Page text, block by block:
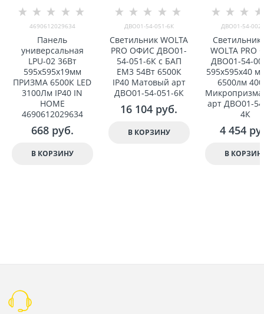
4690612029634
Панель
универсальная
LPU-02 36Вт
595x595x19мм
ПРИЗМА 6500К LED
3100Лм IP40 IN
HOME
4690612029634
668 руб.
В КОРЗИНУ
ДВО01-54-051-6К
Светильник WOLTA
PRO ОФИС ДВО01-
54-051-6К с БАП
EM3 54Вт 6500К
IP40 Матовый арт
ДВО01-54-051-6К
16 104 руб.
В КОРЗИНУ
ДВО01-54-
Светильник
WOLTA PRO
ДВО01-54-
595x595x40
6500лм
Микропризма
арт ДВО01-
4К
4 454
В